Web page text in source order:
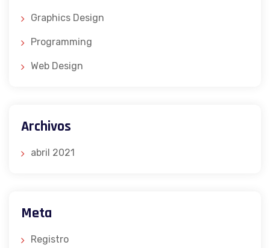
Graphics Design
Programming
Web Design
Archivos
abril 2021
Meta
Registro